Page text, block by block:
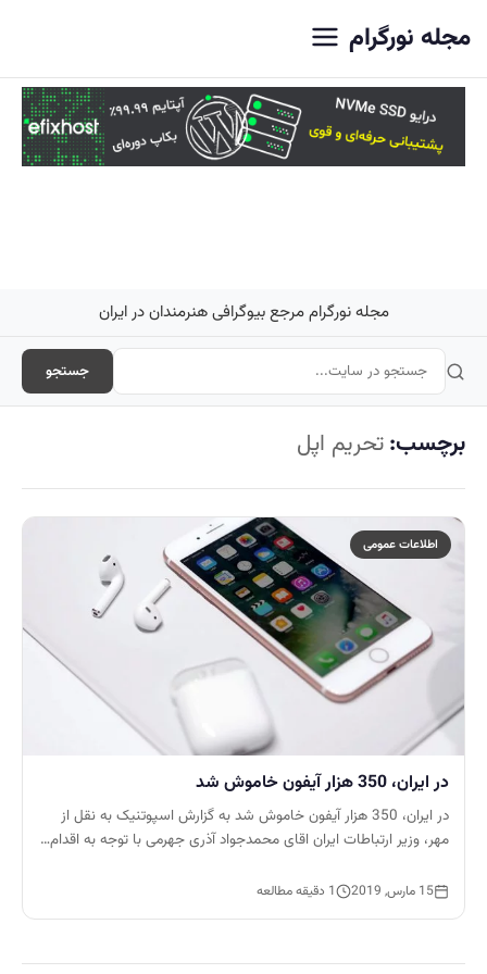
مجله نورگرام
مجله نورگرام مرجع بیوگرافی هنرمندان در ایران
جستجو
برچسب:تحریم اپل
اطلاعات عمومی
در ایران، 350 هزار آیفون خاموش شد
در ایران، 350 هزار آیفون خاموش شد به گزارش اسپوتنیک به نقل از
مهر، وزیر ارتباطات ایران اقای محمدجواد آذری جهرمی با توجه به اقدام…
15 مارس, 2019 1 دقیقه مطالعه